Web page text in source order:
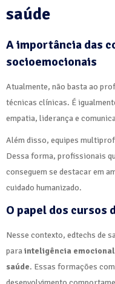
saúde
A importância das
socioemocionais
Atualmente, não basta ao
técnicas clínicas. É
empatia, liderança e
Além disso, equipes
Dessa forma, profissionais
conseguem se destacar em
cuidado humanizado.
O papel dos cursos
Nesse contexto, edtechs de
parainteligência
saúde. Essas formações